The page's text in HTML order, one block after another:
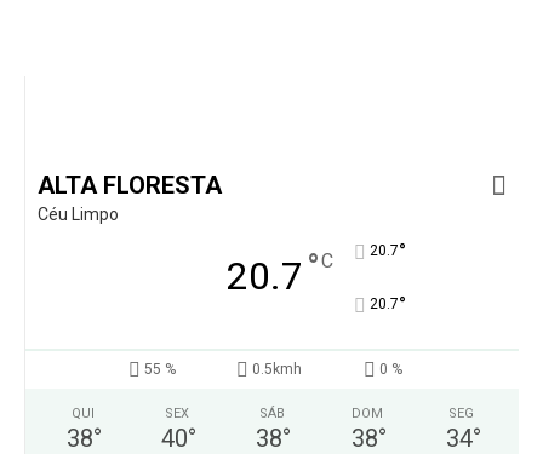
ALTA FLORESTA
Céu Limpo
20.7 °C 20.7°
20.7°
55 % 0.5kmh 0 %
QUI
38°
SEX
40°
SÁB
38°
DOM
38°
SEG
34°